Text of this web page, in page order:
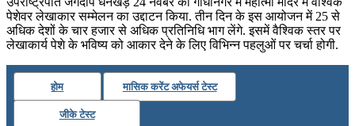
पेशेवर लेखाकार सम्मेलन का उद्दाटन किया. तीन दिन के इस आयोजन में 25 से
अधिक देशों के चार हजार से अधिक प्रतिनिधि भाग लेंगे. इसमें वैश्विक स्तर पर
लेखाकार्य पेशे के भविष्य को आकार देने के लिए विभिन्न पहलुओं पर चर्चा होगी.
होम मासिक करेंट अफेयर्स टेस्ट
जीके टेस्ट